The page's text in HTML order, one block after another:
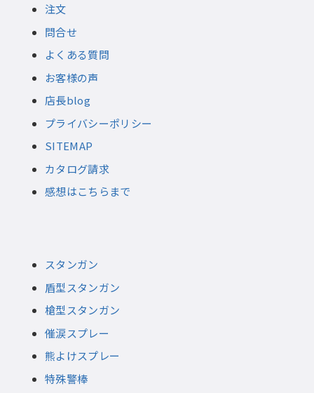
注文
問合せ
よくある質問
お客様の声
店長blog
プライバシーポリシー
SITEMAP
カタログ請求
感想はこちらまで
スタンガン
盾型スタンガン
槍型スタンガン
催涙スプレー
熊よけスプレー
特殊警棒